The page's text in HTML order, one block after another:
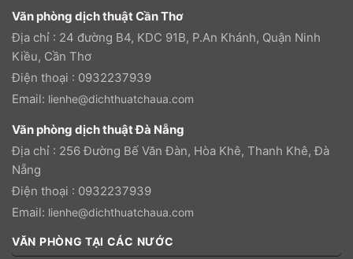
Văn phòng dịch thuật Cần Thơ
Địa chỉ : 24 đường B4, KDC 91B, P.An Khánh, Quận Ninh
Kiều, Cần Thơ
Điện thoại : 0932237939
Email: lienhe@dichthuatchaua.com
Văn phòng dịch thuật Đà Nẵng
Địa chỉ : 256 Đường Bế Văn Đàn, Hòa Khê, Thanh Khê, Đà
Nẵng
Điện thoại : 0932237939
Email: lienhe@dichthuatchaua.com
VĂN PHÒNG TẠI CÁC NƯỚC